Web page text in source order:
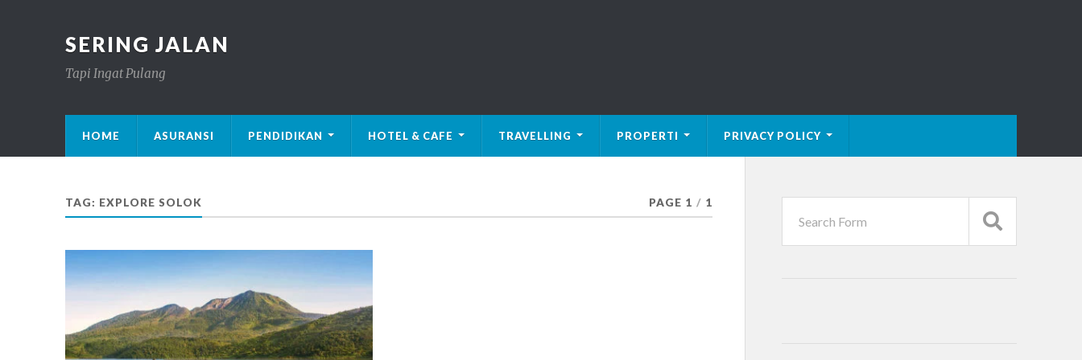
SERING JALAN
Tapi Ingat Pulang
HOME ASURANSI PENDIDIKAN HOTEL & CAFE TRAVELLING PROPERTI PRIVACY POLICY
TAG: EXPLORE SOLOK PAGE 1 / 1